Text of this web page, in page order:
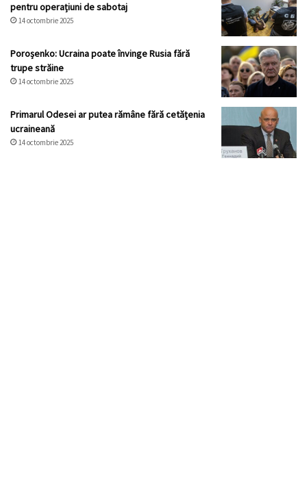
pentru operațiuni de sabotaj
14 octombrie 2025
Poroșenko: Ucraina poate învinge Rusia fără
trupe străine
14 octombrie 2025
Primarul Odesei ar putea rămâne fără cetățenia
ucraineană
14 octombrie 2025